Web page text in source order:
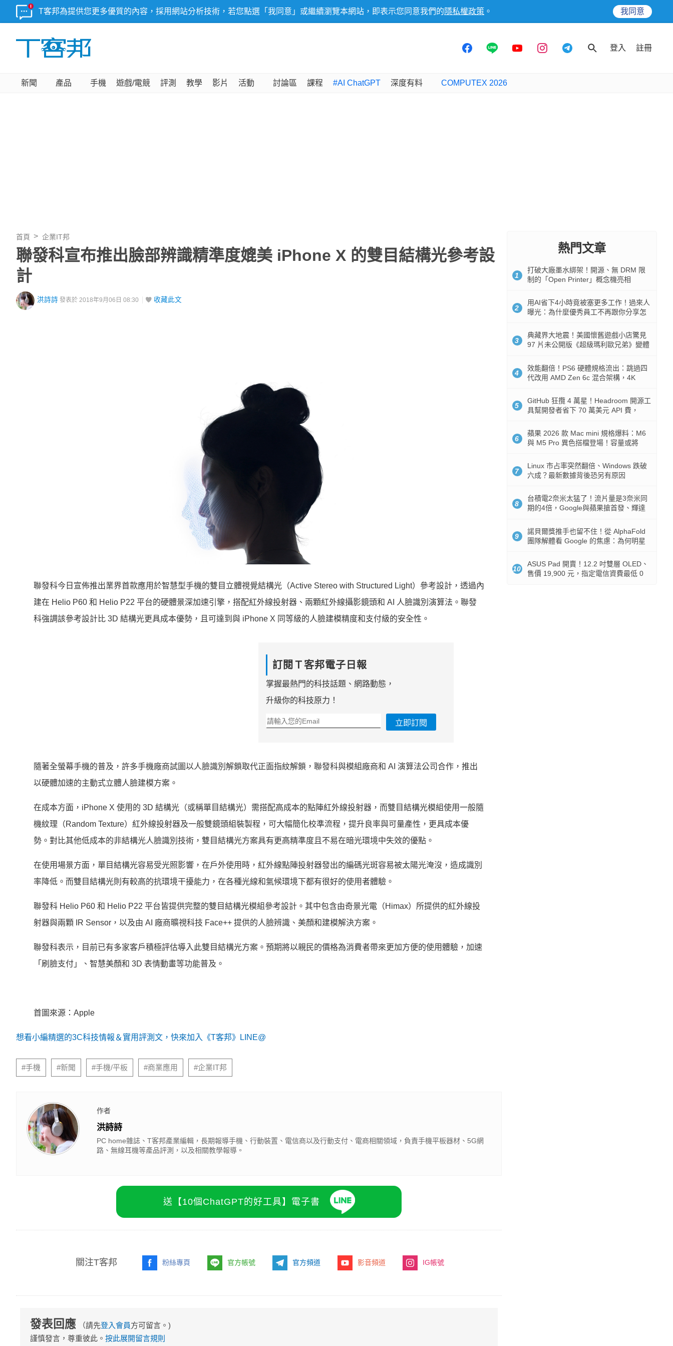
T客邦為提供您更多優質的內容，採用網站分析技術，若您點選「我同意」或繼續瀏覽本網站，即表示您同意我們的 隱私權政策 。 我同意
登入 註冊
新聞 產品 手機 遊戲/電競 評測 教學 影片 活動 討論區 課程 #AI ChatGPT 深度有料 COMPUTEX 2026
首頁 企業IT邦
聯發科宣布推出臉部辨識精準度媲美 iPhone X 的雙目結構光參考設
計
洪詩詩 發表於 2018年9月06日 08:30 收藏此文
聯發科今日宣佈推出業界首款應用於智慧型手機的雙目立體視覺結構光（Active Stereo with Structured Light）參考設計，透過內
建在 Helio P60 和 Helio P22 平台的硬體景深加速引擎，搭配紅外線投射器、兩顆紅外線攝影鏡頭和 AI 人臉識別演算法。聯發
科強調該參考設計比 3D 結構光更具成本優勢，且可達到與 iPhone X 同等級的人臉建模精度和支付級的安全性。
訂閱Ｔ客邦電子日報
掌握最熱門的科技話題、網路動態，
升級你的科技原力！
立即訂閱
隨著全螢幕手機的普及，許多手機廠商試圖以人臉識別解鎖取代正面指紋解鎖，聯發科與模組廠商和 AI 演算法公司合作，推出
以硬體加速的主動式立體人臉建模方案。
在成本方面，iPhone X 使用的 3D 結構光（或稱單目結構光）需搭配高成本的點陣紅外線投射器，而雙目結構光模組使用一般隨
機紋理（Random Texture）紅外線投射器及一般雙鏡頭組裝製程，可大幅簡化校準流程，提升良率與可量產性，更具成本優
勢。對比其他低成本的非結構光人臉識別技術，雙目結構光方案具有更高精準度且不易在暗光環境中失效的優點。
在使用場景方面，單目結構光容易受光照影響，在戶外使用時，紅外線點陣投射器發出的編碼光斑容易被太陽光淹沒，造成識別
率降低。而雙目結構光則有較高的抗環境干擾能力，在各種光線和氣候環境下都有很好的使用者體驗。
聯發科 Helio P60 和 Helio P22 平台皆提供完整的雙目結構光模組參考設計。其中包含由奇景光電（Himax）所提供的紅外線投
射器與兩顆 IR Sensor，以及由 AI 廠商曠視科技 Face++ 提供的人臉辨識、美顏和建模解決方案。
聯發科表示，目前已有多家客戶積極評估導入此雙目結構光方案。預期將以親民的價格為消費者帶來更加方便的使用體驗，加速
「刷臉支付」、智慧美顏和 3D 表情動畫等功能普及。
首圖來源：Apple
想看小編精選的3C科技情報＆實用評測文，快來加入《T客邦》LINE@
#手機 #新聞 #手機/平板 #商業應用 #企業IT邦
作者
洪詩詩
PC home雜誌、T客邦產業編輯，長期報導手機、行動裝置、電信商以及行動支付、電商相關領域，負責手機平板器材、5G網
路、無線耳機等產品評測，以及相關教學報導。
送【10個ChatGPT的好工具】電子書
關注T客邦 粉絲專頁 官方帳號 官方頻道 影音頻道 IG帳號
發表回應 （請先登入會員方可留言。)
謹慎發言，尊重彼此。 按此展開留言規則
熱門文章
1
打破大廠墨水綁架！開源、無 DRM 限
制的「Open Printer」概念機亮相
2
用AI省下4小時竟被塞更多工作！過來人
曝光：為什麼優秀員工不再跟你分享怎
3
典藏界大地震！美國懷舊遊戲小店驚見
97 片未公開版《超級瑪利歐兄弟》變體
4
效能翻倍！PS6 硬體規格流出：跳過四
代改用 AMD Zen 6c 混合架構，4K
5
GitHub 狂攬 4 萬星！Headroom 開源工
具幫開發者省下 70 萬美元 API 費，
6
蘋果 2026 款 Mac mini 規格爆料：M6
與 M5 Pro 異色搭檔登場！容量或將
7
Linux 市占率突然翻倍、Windows 跌破
六成？最新數據背後恐另有原因
8
台積電2奈米太猛了！流片量是3奈米同
期的4倍，Google與蘋果搶首發、輝達
9
諾貝爾獎推手也留不住！從 AlphaFold
團隊解體看 Google 的焦慮：為何明星
10
ASUS Pad 開賣！12.2 吋雙層 OLED、
售價 19,900 元，指定電信資費最低 0